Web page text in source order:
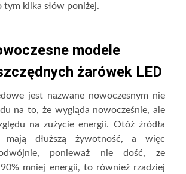
tym kilka słów poniżej.
modele
żarówek LED
jest nazwane nowoczesnym nie
na to, że wygląda nowocześnie, ale
na zużycie energii. Otóż źródła
mają dłuższą żywotność, a więc
ponieważ nie dość, ze
mniej energii, to również rzadziej